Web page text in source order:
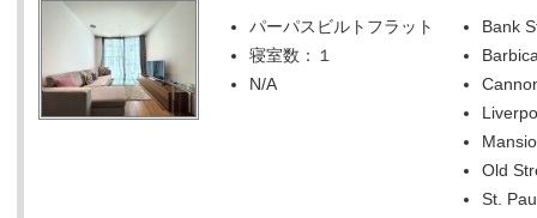
パーパスビルトフラット
寝室数：１
N/A
Bank
Old
St.